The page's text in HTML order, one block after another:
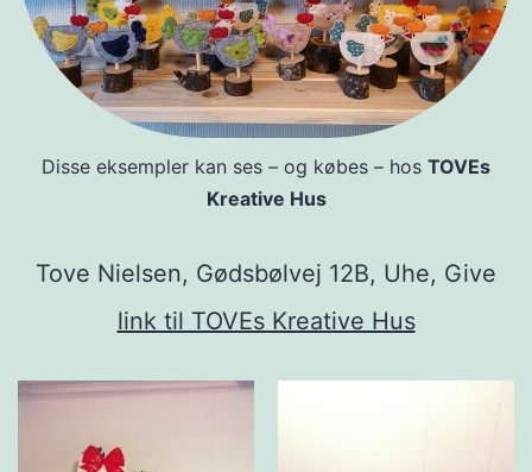
Disse eksempler kan ses – og købes – hos TOVEs
Kreative Hus
Tove Nielsen, Gødsbølvej 12B, Uhe, Give
link til TOVEs Kreative Hus